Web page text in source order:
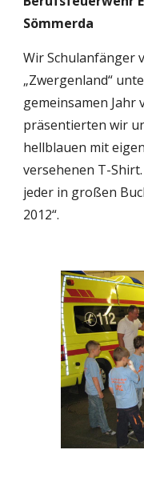
Sömmerda
Wir Schulanfänger
„Zwergenland“
gemeinsamen Jahr
präsentierten wir
hellblauen mit
versehenen T-
jeder in großen
2012“.